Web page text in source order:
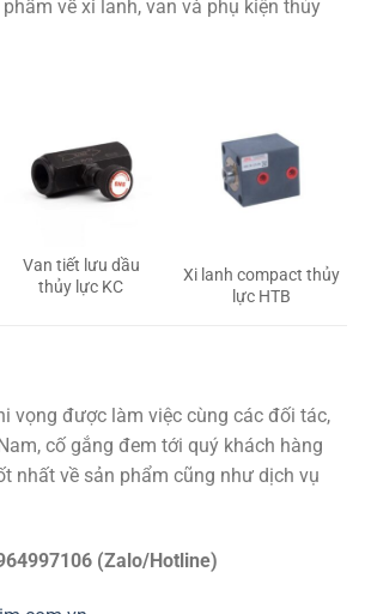
về xi lanh, van và phụ kiện thủy
Van tiết lưu dầu
thủy lực KC
Xi lanh compact thủy
lực HTB
vọng được làm việc cùng các đối tác,
cố gắng đem tới quý khách hàng
nhất về sản phẩm cũng như dịch vụ
(Zalo/Hotline)